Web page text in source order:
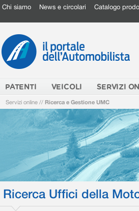
Chi siamo News e circolari Catalogo
PATENTI VEICOLI SERVIZI
Servizi online // Ricerca e Gestione UMC
Ricerca Uffici della